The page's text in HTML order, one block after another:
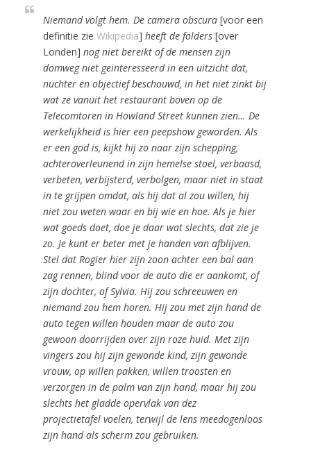
Niemand volgt hem. De camera obscura [voor een
definitie zie Wikipedia] heeft de folders [over
Londen] nog niet bereikt of de mensen zijn
domweg niet geïnteresseerd in een uitzicht dat,
nuchter en objectief beschouwd, in het niet zinkt bij
wat ze vanuit het restaurant boven op de
Telecomtoren in Howland Street kunnen zien… De
werkelijkheid is hier een peepshow geworden. Als
er een god is, kijkt hij zo naar zijn schepping,
achteroverleunend in zijn hemelse stoel, verbaasd,
verbeten, verbijsterd, verbolgen, maar niet in staat
in te grijpen omdat, als hij dat al zou willen, hij
niet zou weten waar en bij wie en hoe. Als je hier
wat goeds doet, doe je daar wat slechts, dat zie je
zo. Je kunt er beter met je handen van afblijven.
Stel dat Rogier hier zijn zoon achter een bal aan
zag rennen, blind voor de auto die er aankomt, of
zijn dochter, of Sylvia. Hij zou schreeuwen en
niemand zou hem horen. Hij zou met zijn hand de
auto tegen willen houden maar de auto zou
gewoon doorrijden over zijn roze huid. Met zijn
vingers zou hij zijn gewonde kind, zijn gewonde
vrouw, op willen pakken, willen troosten en
verzorgen in de palm van zijn hand, maar hij zou
slechts het gladde opervlak van dez
projectietafel voelen, terwijl de lens meedogenloos
zijn hand als scherm zou gebruiken.